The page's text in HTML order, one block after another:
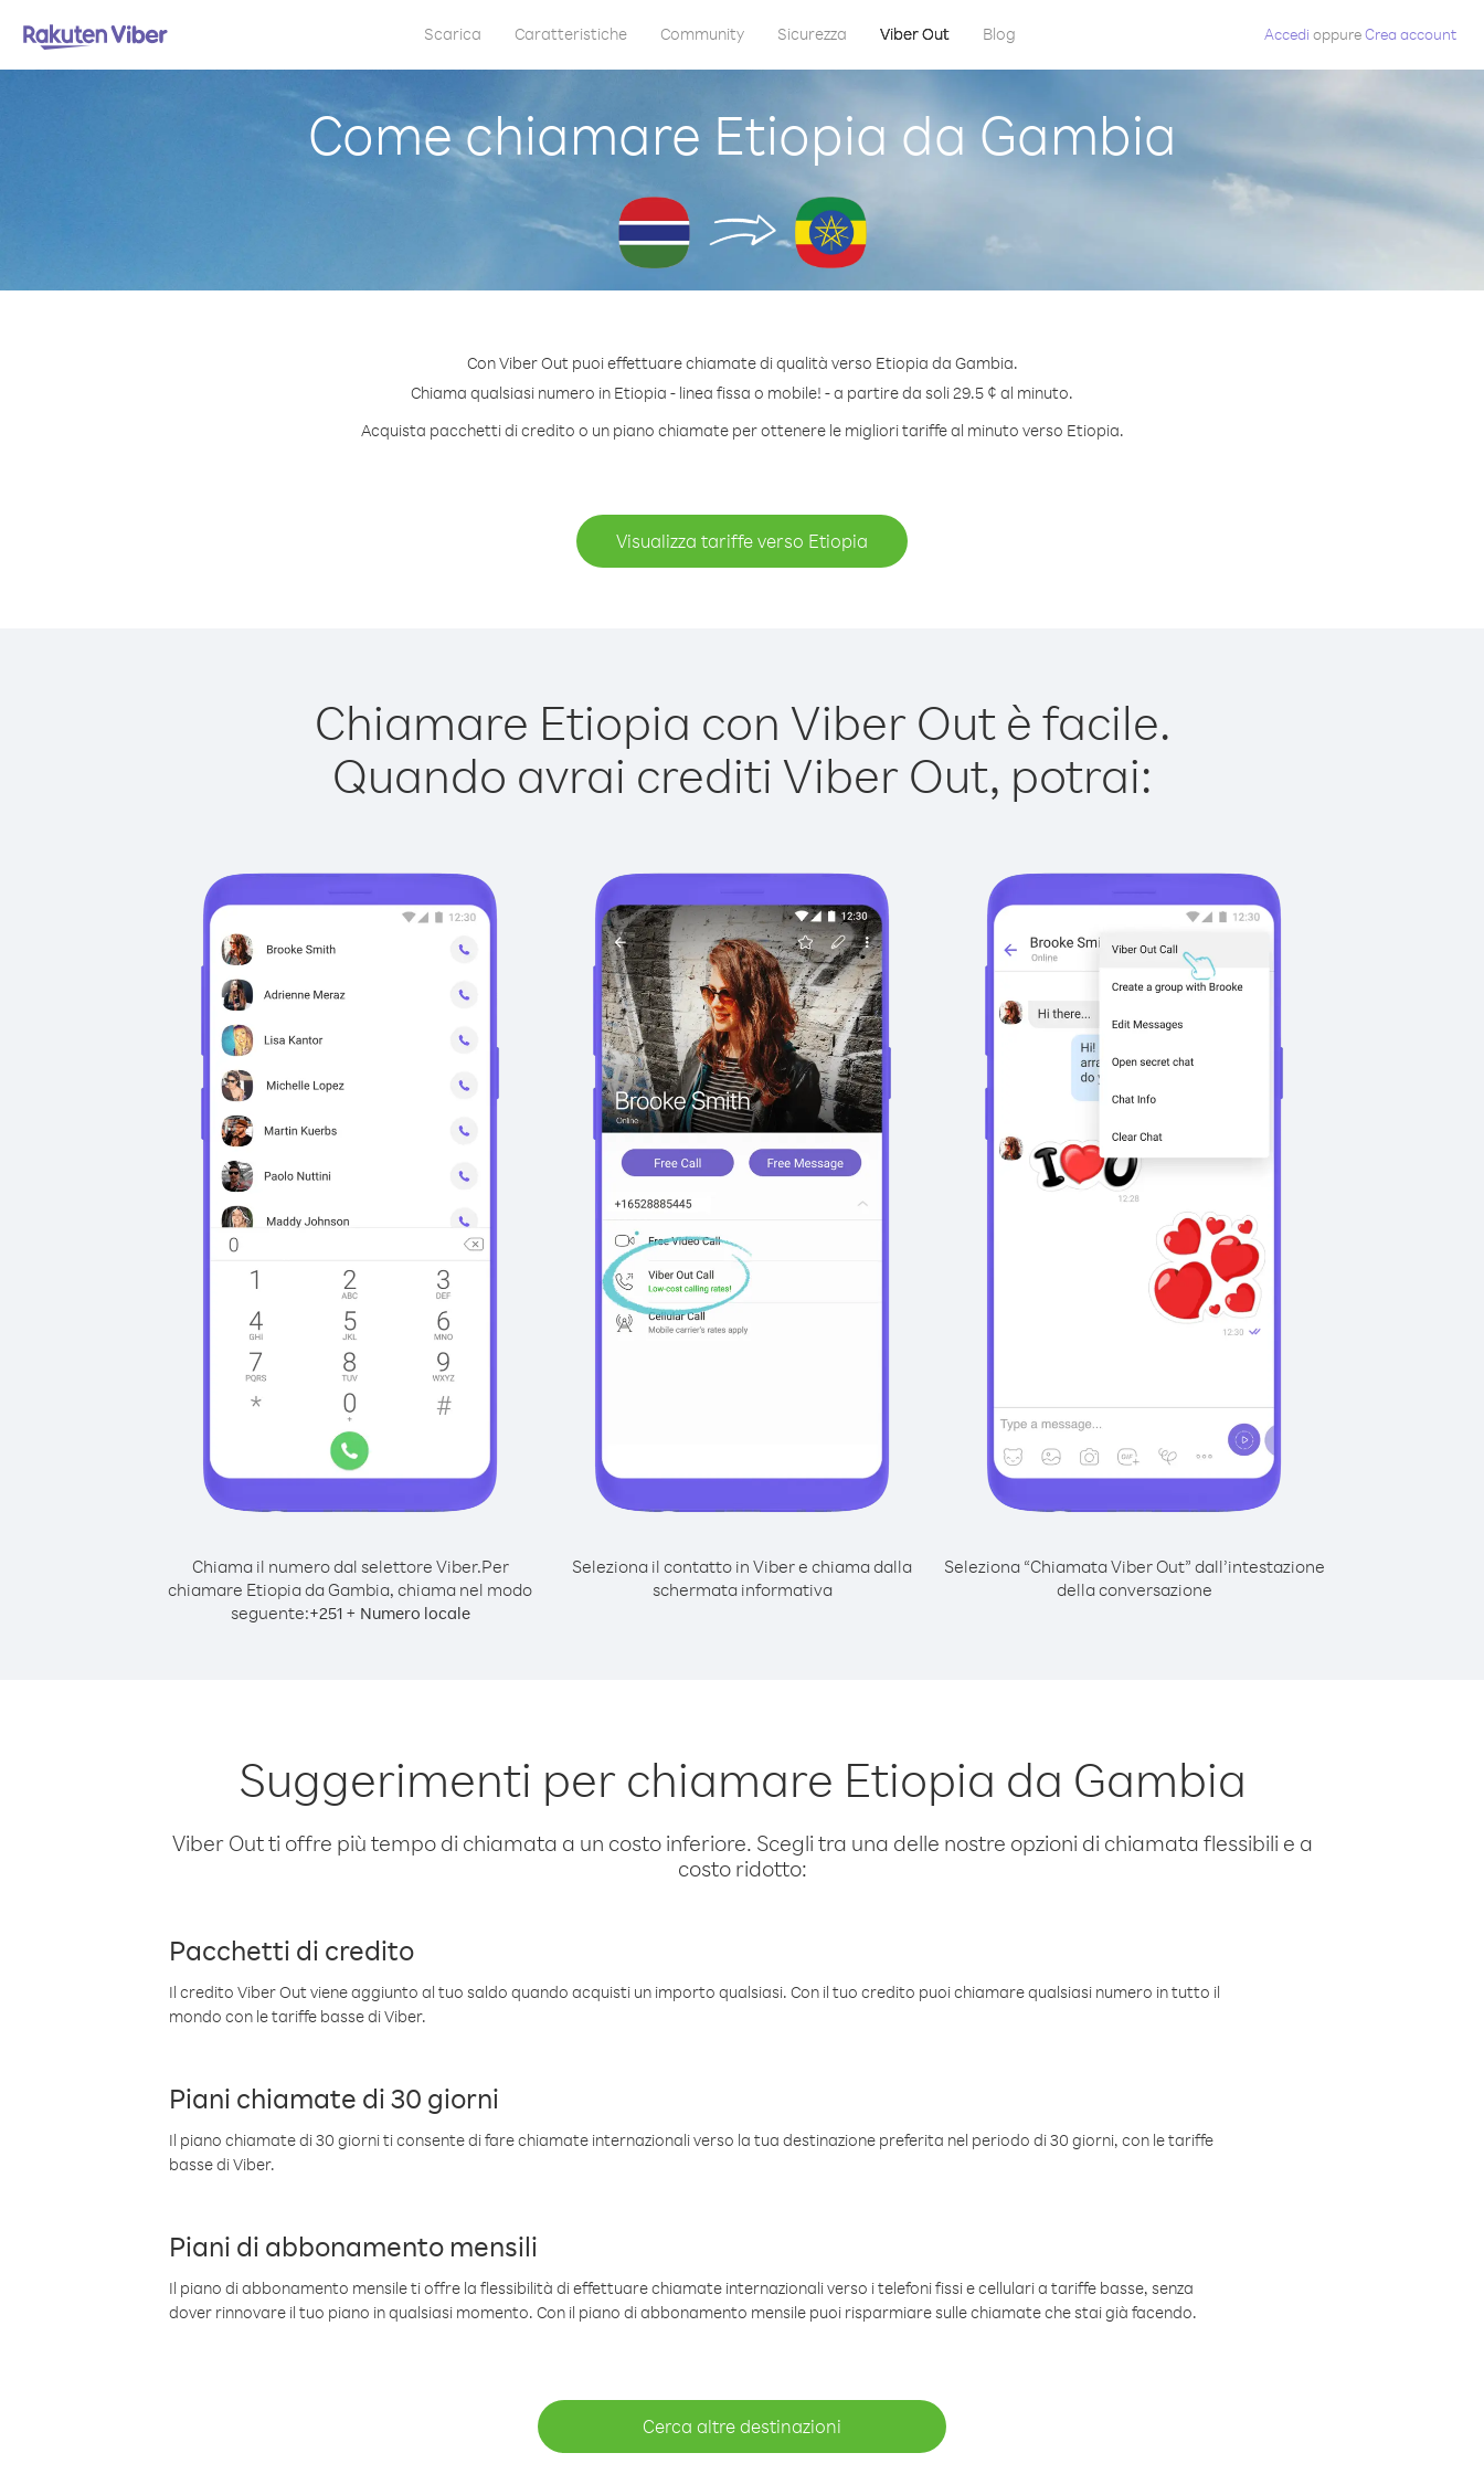
Scarica Caratteristiche Community Sicurezza Viber Out Blog Accedi oppureCrea account
Come chiamare Etiopia da Gambia
Con Viber Out puoi effettuare chiamate di qualità verso Etiopia da Gambia.
Chiama qualsiasi numero in Etiopia - linea fissa o mobile! - a partire da soli 29.5 ¢ al minuto.
Acquista pacchetti di credito o un piano chiamate per ottenere le migliori tariffe al minuto verso Etiopia.
Visualizza tariffe verso Etiopia
Chiamare Etiopia con Viber Out è facile.
Quando avrai crediti Viber Out, potrai:
Chiama il numero dal selettore Viber.Per
chiamare Etiopia da Gambia, chiama nel modo
seguente:+251+ Numero locale
Seleziona il contatto in Viber e chiama dalla
schermata informativa
Seleziona “Chiamata Viber Out” dall’intestazione
della conversazione
Suggerimenti per chiamare Etiopia da Gambia
Viber Out ti offre più tempo di chiamata a un costo inferiore. Scegli tra una delle nostre opzioni di chiamata flessibili e a
costo ridotto:
Pacchetti di credito
Il credito Viber Out viene aggiunto al tuo saldo quando acquisti un importo qualsiasi. Con il tuo credito puoi chiamare qualsiasi numero in tutto il
mondo con le tariffe basse di Viber.
Piani chiamate di 30 giorni
Il piano chiamate di 30 giorni ti consente di fare chiamate internazionali verso la tua destinazione preferita nel periodo di 30 giorni, con le tariffe
basse di Viber.
Piani di abbonamento mensili
Il piano di abbonamento mensile ti offre la flessibilità di effettuare chiamate internazionali verso i telefoni fissi e cellulari a tariffe basse, senza
dover rinnovare il tuo piano in qualsiasi momento. Con il piano di abbonamento mensile puoi risparmiare sulle chiamate che stai già facendo.
Cerca altre destinazioni